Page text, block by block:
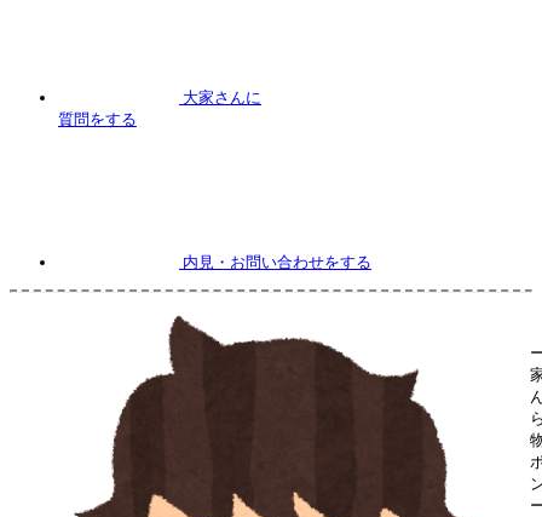
大家さんに
質問をする
内見 ・お問い合わせをする